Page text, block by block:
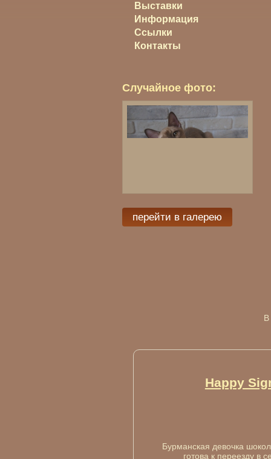
Выставки
Информация
Ссылки
Контакты
Случайное фото:
перейти в галерею
В
Happy
Бурманская девочка
готова к переезду в